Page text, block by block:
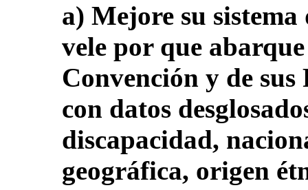
a) Mejore su
vele por que
Convención y de
con datos
discapacidad,
geográfica, origen